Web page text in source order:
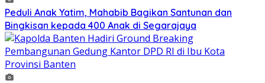
Peduli Anak Yatim, Mahabib Bagikan Santunan dan
Bingkisan kepada 400 Anak di Segarajaya